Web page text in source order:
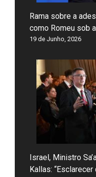
Rama sobre a
como Romeu sob
19 de Junho, 2026
Israel, Ministro
Kallas: